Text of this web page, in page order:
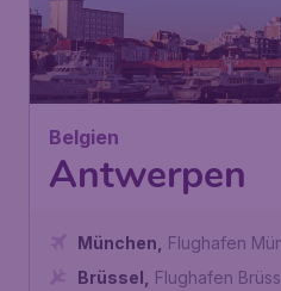
Belgien
Antwerpen
München
Flughafen
Brüssel
Flughafen